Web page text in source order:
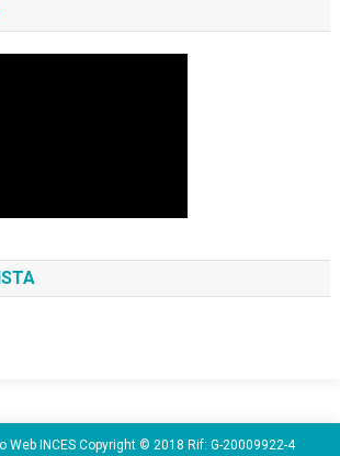
Web INCES Copyright © 2018 Rif: G-20009922-4